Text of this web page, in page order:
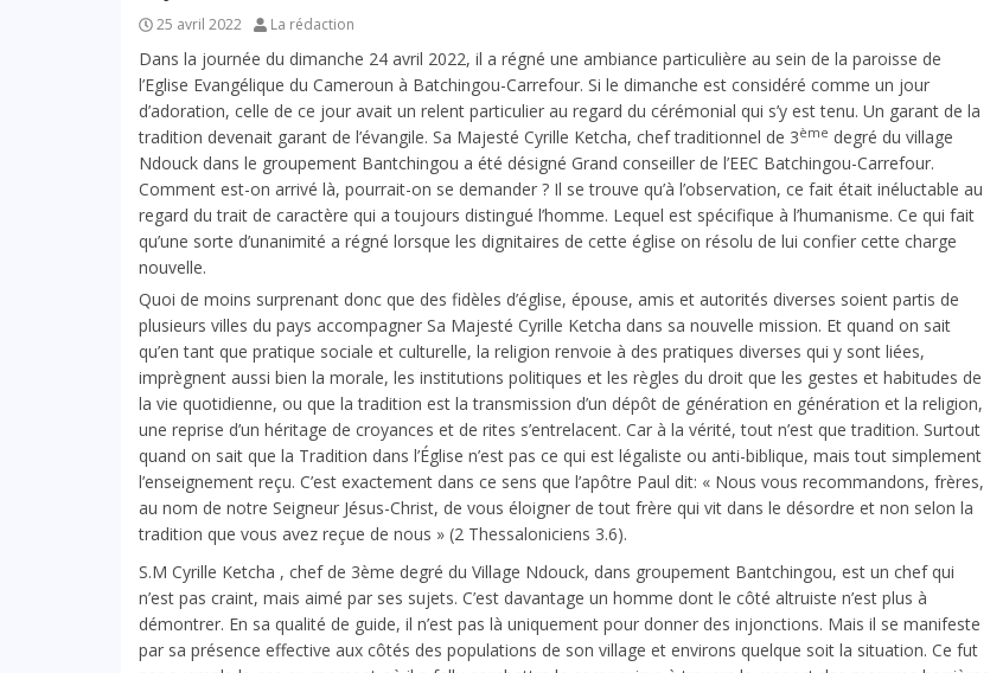
Santé
Culture
25 avril 2022 La rédaction
Dans la journée du dimanche 24 avril 2022, il a régné une ambiance particulière au sein de la paroisse de
l’Eglise Evangélique du Cameroun à Batchingou-Carrefour. Si le dimanche est considéré comme un jour
d’adoration, celle de ce jour avait un relent particulier au regard du cérémonial qui s’y est tenu. Un garant de la
tradition devenait garant de l’évangile. Sa Majesté Cyrille Ketcha, chef traditionnel de 3ème degré du village
Ndouck dans le groupement Bantchingou a été désigné Grand conseiller de l’EEC Batchingou-Carrefour.
Comment est-on arrivé là, pourrait-on se demander ? Il se trouve qu’à l’observation, ce fait était inéluctable au
regard du trait de caractère qui a toujours distingué l’homme. Lequel est spécifique à l’humanisme. Ce qui fait
qu’une sorte d’unanimité a régné lorsque les dignitaires de cette église on résolu de lui confier cette charge
nouvelle.
Quoi de moins surprenant donc que des fidèles d’église, épouse, amis et autorités diverses soient partis de
plusieurs villes du pays accompagner Sa Majesté Cyrille Ketcha dans sa nouvelle mission. Et quand on sait
qu’en tant que pratique sociale et culturelle, la religion renvoie à des pratiques diverses qui y sont liées,
imprègnent aussi bien la morale, les institutions politiques et les règles du droit que les gestes et habitudes de
la vie quotidienne, ou que la tradition est la transmission d’un dépôt de génération en génération et la religion,
une reprise d’un héritage de croyances et de rites s’entrelacent. Car à la vérité, tout n’est que tradition. Surtout
quand on sait que la Tradition dans l’Église n’est pas ce qui est légaliste ou anti-biblique, mais tout simplement
l’enseignement reçu. C’est exactement dans ce sens que l’apôtre Paul dit: « Nous vous recommandons, frères,
au nom de notre Seigneur Jésus-Christ, de vous éloigner de tout frère qui vit dans le désordre et non selon la
tradition que vous avez reçue de nous » (2 Thessaloniciens 3.6).
S.M Cyrille Ketcha , chef de 3ème degré du Village Ndouck, dans groupement Bantchingou, est un chef qui
n’est pas craint, mais aimé par ses sujets. C’est davantage un homme dont le côté altruiste n’est plus à
démontrer. En sa qualité de guide, il n’est pas là uniquement pour donner des injonctions. Mais il se manifeste
par sa présence effective aux côtés des populations de son village et environs quelque soit la situation. Ce fut